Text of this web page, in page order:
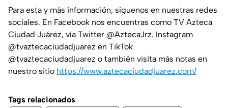
Para esta y más información, síguenos en nuestras redes
sociales. En Facebook nos encuentras como TV Azteca
Ciudad Juárez, vía Twitter @AztecaJrz. Instagram
@tvaztecaciudadjuarez en TikTok
@tvaztecaciudadjuarez o también visita más notas en
nuestro sitio https://www.aztecaciudadjuarez.com/
Tags relacionados